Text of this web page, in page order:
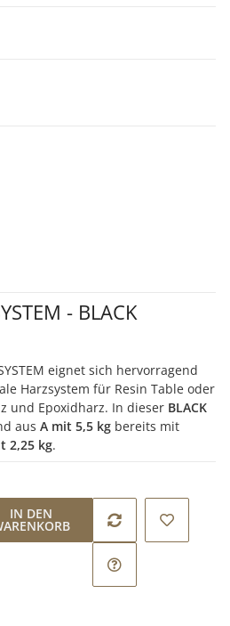
- BLACK
eignet sich hervorragend
Harzsystem für Resin Table oder
und Epoxidharz. In dieser BLACK
aus A mit 5,5 kg bereits mit
2,25 kg.
IN DEN